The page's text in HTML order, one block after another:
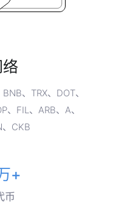
、TRX、DOT、
、FIL、ARB、A、
、CKB
+
币